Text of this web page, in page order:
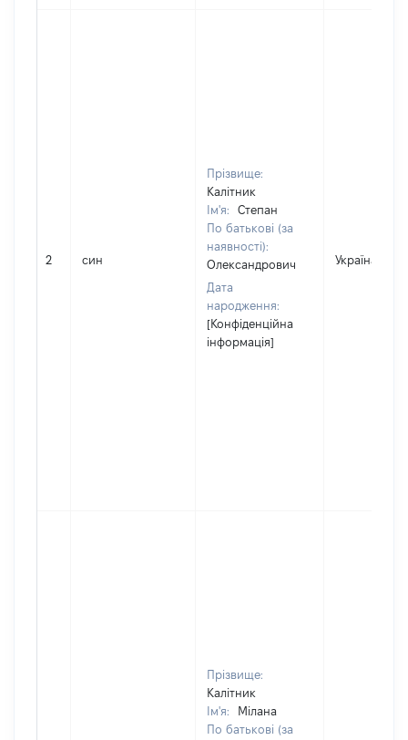
2 син
Прізвище:
Калітник
Ім'я:
Степан
По батькові (за
наявності):
Олександрович
Дата
народження:
[Конфіденційна
інформація]
Україна
Прізвище:
Калітник
Ім'я:
Мілана
По батькові (за